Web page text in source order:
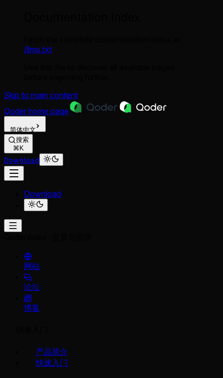
/llms.txt
Skip to main content
Qoder home page
简体中文
搜索
⌘K
Download
Download
网站
论坛
博客
产品简介
快速入门